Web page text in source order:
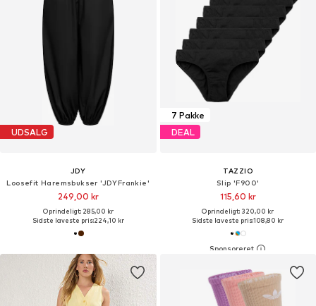
UDSALG
JDY
Loosefit Haremsbukser 'JDYFrankie'
249,00 kr
Oprindeligt: 285,00 kr
Sidste laveste pris:224,10 kr
7 Pakke
DEAL
TAZZIO
Slip 'F900'
115,60 kr
Oprindeligt: 320,00 kr
Sidste laveste pris:108,80 kr